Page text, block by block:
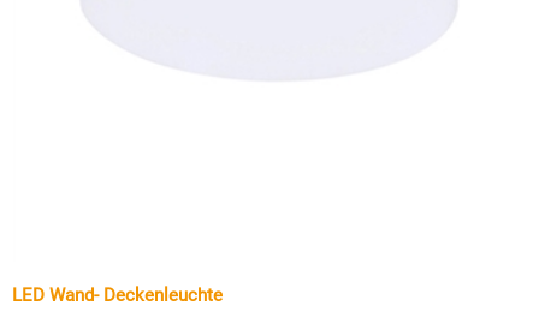
LED Wand- Deckenleuchte